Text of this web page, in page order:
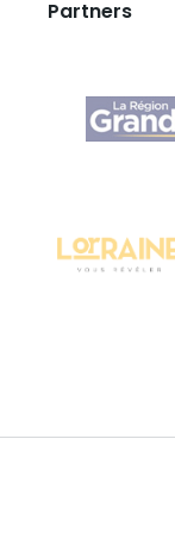
Agence
Bureau de
Partners